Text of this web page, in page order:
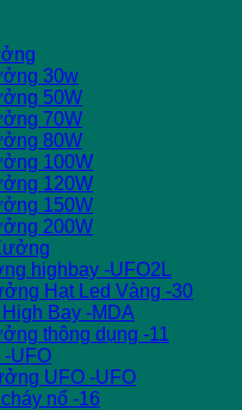
30w
50W
70W
80W
100W
120W
150W
200W
highbay -UFO2L
Hạt Led Vàng -30
Bay -MDA
thông dụng -11
UFO
UFO -UFO
nổ -16